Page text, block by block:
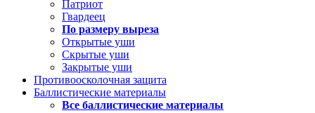
Патриот
Гвардеец
По размеру выреза
Открытые уши
Скрытые уши
Закрытые уши
Противоосколочная защита
Баллистические материалы
Все баллистические материалы